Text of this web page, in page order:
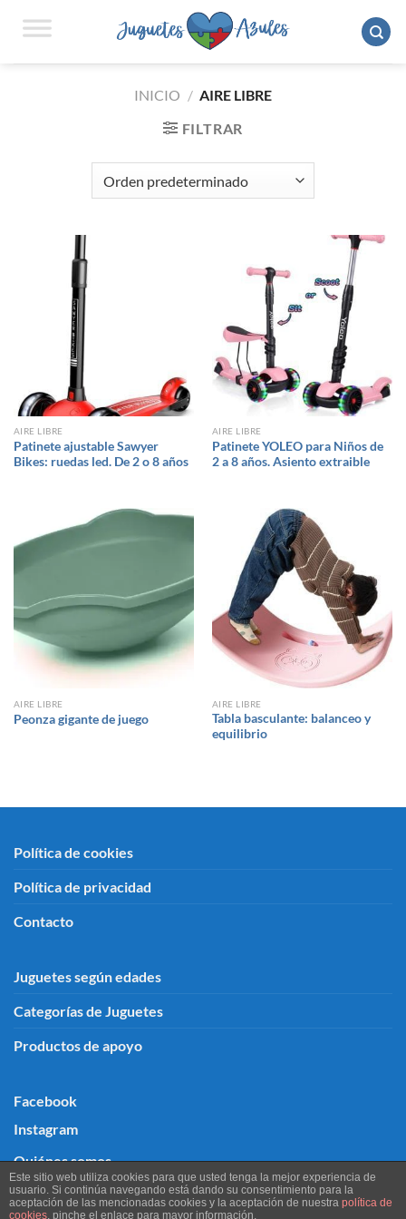
INICIO / AIRE LIBRE
FILTRAR
AIRE LIBRE
Patinete ajustable Sawyer
Bikes: ruedas led. De 2 o 8 años
AIRE LIBRE
Patinete YOLEO para Niños de
2 a 8 años. Asiento extraible
AIRE LIBRE
Peonza gigante de juego
AIRE LIBRE
Tabla basculante: balanceo y
equilibrio
Política de cookies
Política de privacidad
Contacto
Juguetes según edades
Categorías de Juguetes
Productos de apoyo
Facebook
Instagram
Quiénes somos
Este sitio web utiliza cookies para que usted tenga la mejor experiencia de
usuario. Si continúa navegando está dando su consentimiento para la
aceptación de las mencionadas cookies y la aceptación de nuestra política de
cookies, pinche el enlace para mayor información.